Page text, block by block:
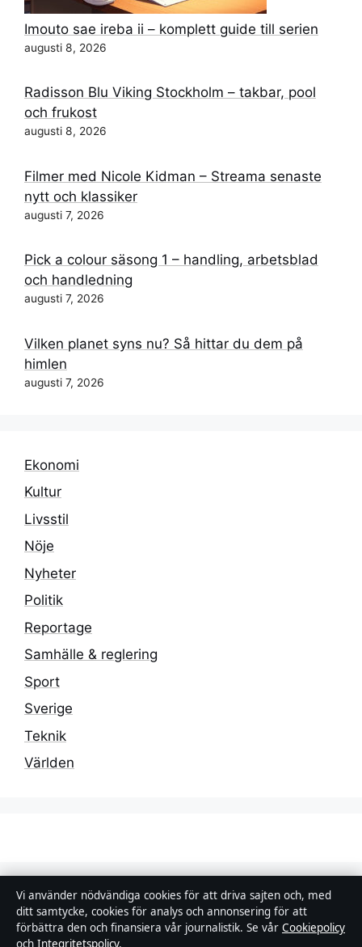
Imouto sae ireba ii – komplett guide till serien
augusti 8, 2026
Radisson Blu Viking Stockholm – takbar, pool
och frukost
augusti 8, 2026
Filmer med Nicole Kidman – Streama senaste
nytt och klassiker
augusti 7, 2026
Pick a colour säsong 1 – handling, arbetsblad
och handledning
augusti 7, 2026
Vilken planet syns nu? Så hittar du dem på
himlen
augusti 7, 2026
Ekonomi
Kultur
Livsstil
Nöje
Nyheter
Politik
Reportage
Samhälle & reglering
Sport
Sverige
Teknik
Världen
Stadsposten
Oberoende nyheter om politik, ekonomi, teknik och
Vi använder nödvändiga cookies för att driva sajten och, med
ditt samtycke, cookies för analys och annonsering för att
förbättra den och finansiera vår journalistik. Se vår Cookiepolicy
och Integritetspolicy.